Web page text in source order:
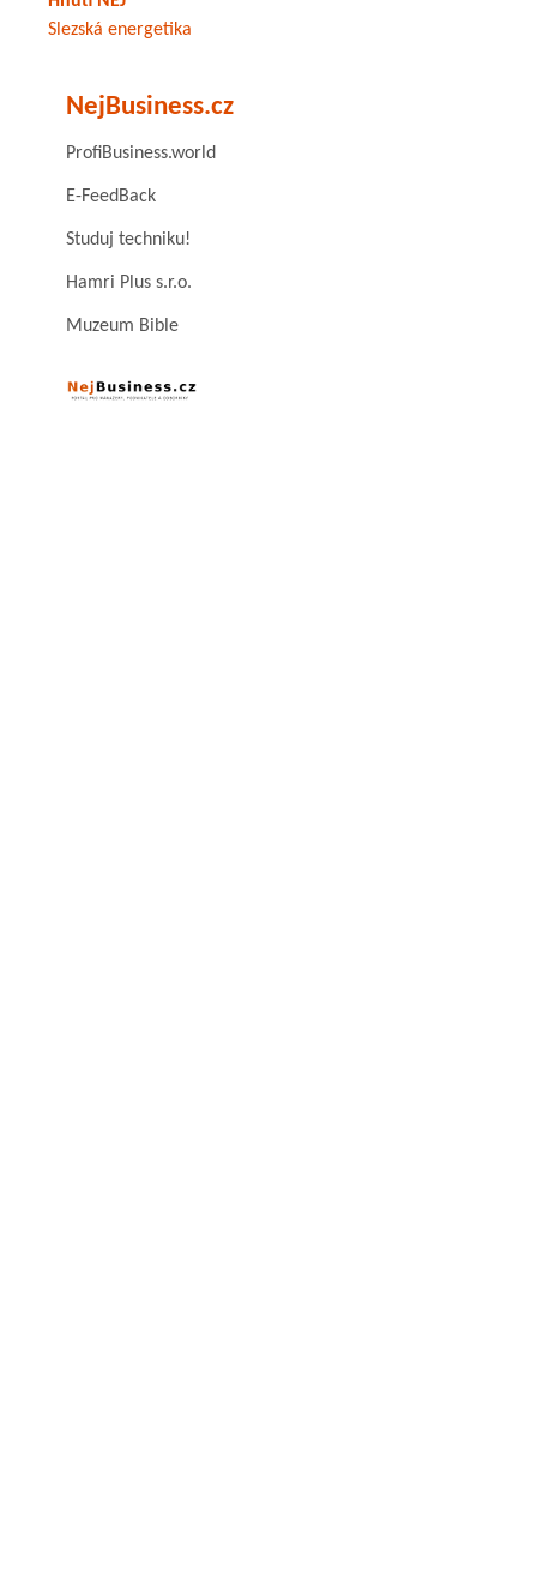
Slezská energetika
NejBusiness.cz
ProfiBusiness.world
E-FeedBack
Studuj techniku!
Hamri Plus s.r.o.
Muzeum Bible